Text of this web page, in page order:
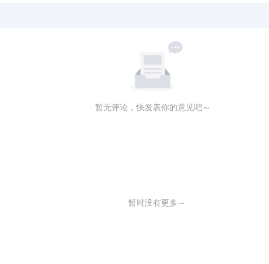
垫，悬挂灯笼， earthy氛围）
于旨在盈利或募捐的网站或应用程序。若需将此模型及其衍
得直接销售此模型生成的图片。
暂无评论，快发表你的意见吧～
暂时没有更多～